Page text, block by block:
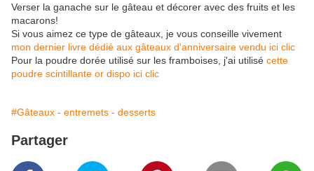
Verser la ganache sur le gâteau et décorer avec des fruits et les
macarons!
Si vous aimez ce type de gâteaux, je vous conseille vivement
mon dernier livre dédié aux gâteaux d'anniversaire vendu ici clic
Pour la poudre dorée utilisé sur les framboises, j'ai utilisé cette
poudre scintillante or dispo ici clic
#Gâteaux - entremets - desserts
Partager